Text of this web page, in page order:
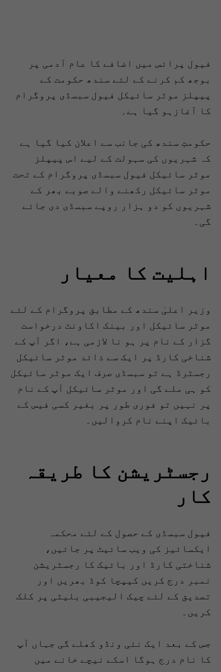
فیول پرائس میں اضافے کا عام آدمی پر
بوجھ کم کرنے کے لئے سندھ حکومت کے
پیپلز موٹر سائیکل فیول سبسڈی پروگرام
کا آغازہو گیا ہے۔
حکومتِ سندھ کی جانب سے اعلان کیا گیا ہے
کہ شہریوں کی سہولت کے لیے اس پیپلز
موٹر سائیکل فیول سبسڈی پروگرام کے تحت
موٹر سائیکل رکھنے والے صوبے بھر کے
شہریوں کو دو ہزار روپے سبسڈی دی جائے
گی۔
اہلیت کا معیار
وزیر اعلیٰ سندھ کے مطابق پروگرام کے لئے
موٹر سائیکل اور بینک اکاونٹ درخواست
گزار کے نام پر ہو نا لازمی ہے، اگر آپ کے
شناخی کارڈ پر ایک سے ذائد موٹر سائیکل
رجسٹرڈ ہے تو سبسڈی صرف ایک موٹر سائیکل
کو ہی ملے گی اور موٹر سائیکل آپ کے نام
پر نہیں تو فوری طور پر بغیر کسی فیس کے
بائیک اپنے نام کروالیں۔
رجسٹریشن کا طریقہ
کار
فیول سبسڈی کے حصول کے لئے محکمہ
ایکسائیز کی ویب سائیٹ پر جائیں،
شناختی کارڈ اور بائیک کا رجسٹریشن
نمبر درج کریں کیپچا کوڈ بھریں اور
تصدیق کے لئے چیک الیجیبی بلیٹی پر کلک
کریں۔
جس کے بعد ایک نئی ونڈو کھلے گی جہاں آپ
کا نام درج ہوگا اسکے نیچے خانے میں